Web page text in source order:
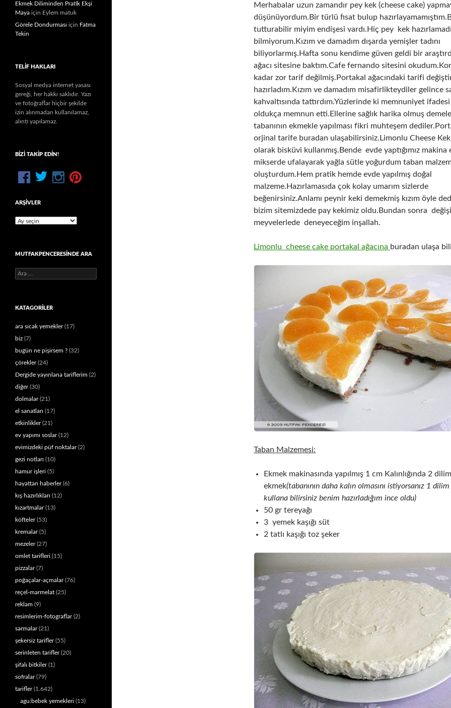
Merhabalar uzun zamandır pey kek (cheese cake)
düşünüyordum.Bir türlü fısat bulup
tutturabilir miyim endişesi vardı.Hiç pey kek
bilmiyorum.Kızım ve damadım dışarda yemişler tadını
biliyorlarmış.Hafta sonu kendime güven geldi bir
ağacı sitesine baktım.Cafe fernando sitesini
kadar zor tarif değilmiş.Portakal ağacındaki tarifi
hazırladım.Kızım ve damadım misafirlikteydiler gelince
kahvaltısında tattırdım.Yüzlerinde ki memnuniyet
oldukça memnun etti.Ellerine sağlık harika olmuş
tabanının ekmekle yapılması fikri muhteşem
orjinal tarife buradan ulaşabilirsiniz.Limonlu Cheese Kek
olarak bisküvi kullanmış.Bende evde yaptığımız makina
mikserde ufalayarak yağla sütle yoğurdum taban
oluşturdum.Hem pratik hemde evde yapılmış doğal
malzeme.Hazırlamasıda çok kolay umarım sizlerde
beğenirsiniz.Anlamı peynir keki demekmiş kızım öyle
bizim sitemizdede pay kekimiz oldu.Bundan sonra
meyvelerlede deneyeceğim inşallah.
Limonlu cheese cake portakal ağacına buradan ulaşa
Taban Malzemesi:
Ekmek makinasında yapılmış 1 cm Kalınlığında 2 dilim
ekmek(tabanının daha kalın olmasını istiyorsanız 1
kullana bilirsiniz benim hazırladığım ince oldu)
50 gr tereyağı
3 yemek kaşığı süt
2 tatlı kaşığı toz şeker
Ekmek Diliminden Pratik Ekşi
Maya için Eylem matuk
Görele Dondurması için Fatma
Tekin
TELIF HAKLARI
Sosyal medya internet yasası
gereği, her hakkı saklıdır. Yazı
ve fotoğraflar hiçbir şekilde
izin alınmadan kullanılamaz,
alıntı yapılamaz.
BIZI TAKIP EDIN!
ARŞIVLER
Arşivler
MUTFAKPENCERESINDE ARA
Arama:
KATAGORILER
ara sıcak yemekler(17)
biz (7)
bugün ne pişirsem ? (32)
çörekler(24)
Dergide yayınlana tariflerim (2)
diğer(30)
dolmalar(21)
el sanatları (17)
etkinlikler(21)
ev yapımı soslar(12)
evimizdeki püf noktalar(2)
gezi notları (10)
hamur işleri (5)
hayattan haberler(6)
kış hazırlıkları (12)
kızartmalar(13)
köfteler(53)
kremalar(5)
mezeler(27)
omlet tarifleri (15)
pizzalar(7)
poğaçalar-açmalar(76)
reçel-marmelat (25)
reklam (9)
resimlerim-fotograflar(2)
sarmalar(21)
şekersiz tarifler(55)
serinleten tarifler(20)
şifalı bitkiler(1)
sofralar(79)
tarifler(1.642)
agu:bebek yemekleri (13)